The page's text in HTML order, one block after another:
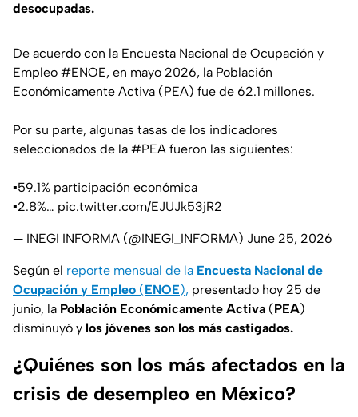
desocupadas.
De acuerdo con la Encuesta Nacional de Ocupación y
Empleo #ENOE, en mayo 2026, la Población
Económicamente Activa (PEA) fue de 62.1 millones.
Por su parte, algunas tasas de los indicadores
seleccionados de la #PEA fueron las siguientes:
▪️59.1% participación económica
▪️2.8%… pic.twitter.com/EJUJk53jR2
— INEGI INFORMA (@INEGI_INFORMA) June 25, 2026
Según el reporte mensual de la Encuesta Nacional de
Ocupación y Empleo (ENOE), presentado hoy 25 de
junio, la Población Económicamente Activa (PEA)
disminuyó y los jóvenes son los más castigados.
¿Quiénes son los más afectados en la
crisis de desempleo en México?